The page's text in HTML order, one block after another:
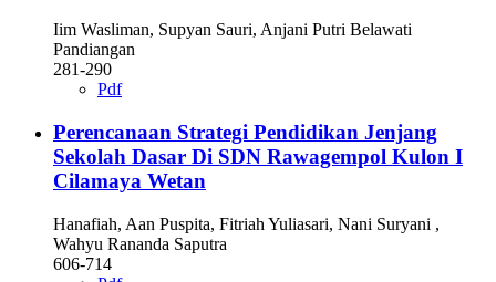
Iim Wasliman, Supyan Sauri, Anjani Putri Belawati
Pandiangan
281-290
Pdf
Perencanaan Strategi Pendidikan Jenjang
Sekolah Dasar Di SDN Rawagempol Kulon I
Cilamaya Wetan
Hanafiah, Aan Puspita, Fitriah Yuliasari, Nani Suryani ,
Wahyu Rananda Saputra
606-714